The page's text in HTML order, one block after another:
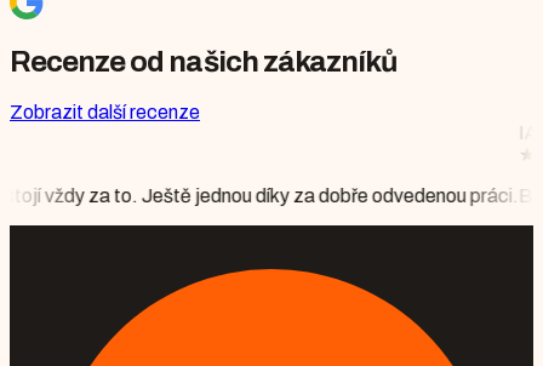
Recenze od našich zákazníků
Zobrazit další recenze
jednou díky za dobře odvedenou práci.
IAAF DIAMOND
Mgr. Monika
Bylo to krásné, vše